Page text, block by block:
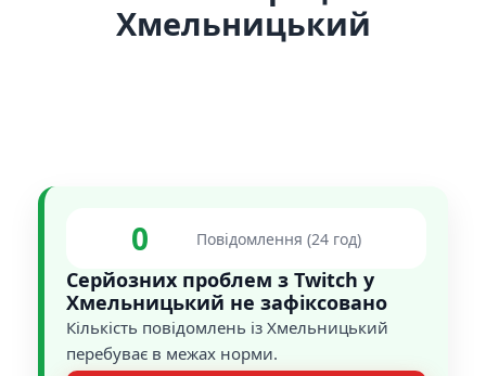
Хмельницький
0 Повідомлення (24 год)
Серйозних проблем з Twitch у
Хмельницький не зафіксовано
Кількість повідомлень із Хмельницький
перебуває в межах норми.